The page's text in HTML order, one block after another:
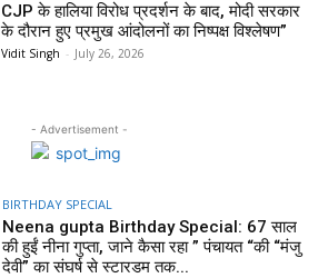
CJP के हालिया विरोध प्रदर्शन के बाद, मोदी सरकार
के दौरान हुए प्रमुख आंदोलनों का निष्पक्ष विश्लेषण”
Vidit Singh - July 26, 2026
- Advertisement -
BIRTHDAY SPECIAL
Neena gupta Birthday Special: 67 साल
की हुईं नीना गुप्ता, जाने कैसा रहा ” पंचायत “की “मंजु
देवी” का संघर्ष से स्टारडम तक...